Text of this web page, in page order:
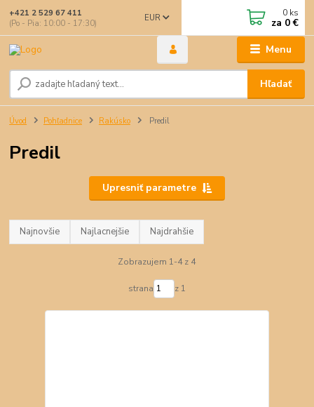
Menu
EUR
Hľadať
+421 2 529 67 411
(Po - Pia: 10:00 - 17:30)
0 ks
za 0 €
Úvod Pohľadnice Rakúsko Predil
Predil
Upresniť parametre
Najnovšie Najlacnejšie Najdrahšie
Zobrazujem 1-4 z 4
strana z 1